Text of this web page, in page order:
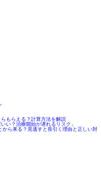
もらえる？計算方法を解説
い？治療開始が遅れるリスク」
から来る？見逃すと長引く理由と正しい対